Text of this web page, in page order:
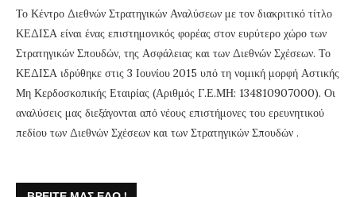
Το Κέντρο Διεθνών Στρατηγικών Αναλύσεων με τον διακριτικό τίτλο
ΚΕΔΙΣΑ είναι ένας επιστημονικός φορέας στον ευρύτερο χώρο των
Στρατηγικών Σπουδών, της Ασφάλειας και των Διεθνών Σχέσεων. Το
ΚΕΔΙΣΑ ιδρύθηκε στις 3 Ιουνίου 2015 υπό τη νομική μορφή Αστικής
Μη Κερδοσκοπικής Εταιρίας (Αριθμός Γ.Ε.ΜΗ: 134810907000). Οι
αναλύσεις μας διεξάγονται από νέους επιστήμονες του ερευνητικού
πεδίου των Διεθνών Σχέσεων και των Στρατηγικών Σπουδών .